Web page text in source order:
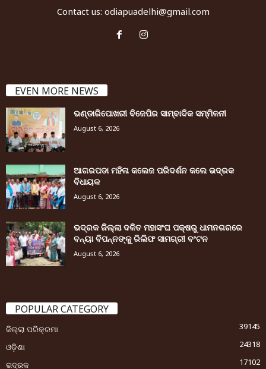
Contact us: odiapuadelhi@gmail.com
EVEN MORE NEWS
ଭଣ୍ଡାରିପୋଖରୀ ବିଜେପିର ସାମ୍ବାଦିକ ସମ୍ମିଳନୀ
August 6, 2026
ଆଗରପଡା ମହିଳା କଲେଜ ପରିଦର୍ଶନ କଲେ ଭଦ୍ରକ
ବିଧାୟକ
August 6, 2026
ଭଦ୍ରକ ଜିଲ୍ଲା ଦଳିତ ମହାସଂଘ ପକ୍ଷରୁ ଧାମନଗରରେ
ବନ୍ୟା ବିପନ୍ନଙ୍କୁ ରିଲିଫ ସାମଗ୍ରୀ ବଂଟନ
August 6, 2026
POPULAR CATEGORY
ଜିଲ୍ଲା ପରିକ୍ରମା
39145
ଓଡ଼ିଶା
24318
ଭଦ୍ରକ
17102